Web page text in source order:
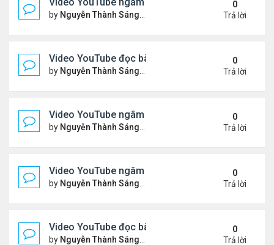
by Nguyễn Thành Sáng Thứ 4 Tháng 4 08, 2026 8:22
0
Trả lời
Video YouTube đọc bài thơ "Vậy Mà Ai Nỡ"
by Nguyễn Thành Sáng Thứ 6 Tháng 4 03, 2026 7:59
0
Trả lời
Video YouTube ngâm bài Thơ Nhạc Lục Bát: Em
by Nguyễn Thành Sáng Thứ 2 Tháng 3 30, 2026 8:19
0
Trả lời
Video YouTube ngâm bài Thơ Nhạc Lục Bát: Nỗi
by Nguyễn Thành Sáng Thứ 5 Tháng 3 26, 2026 8:13
0
Trả lời
Video YouTube đọc bài thơ "Đôi Mắt Của Em"
by Nguyễn Thành Sáng Thứ 6 Tháng 3 20, 2026 8:21
0
Trả lời